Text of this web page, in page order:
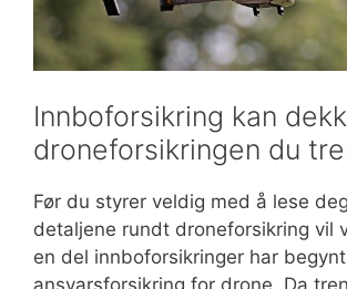
Innboforsikring kan
droneforsikringen du
Før du styrer veldig med å lese
detaljene rundt droneforsikring vil
en del innboforsikringer har
ansvarsforsikring for drone. Da